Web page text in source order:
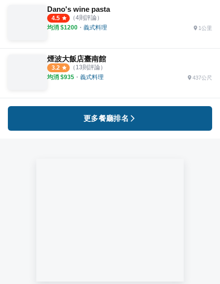
Dano's wine pasta
4.5 （4則評論）
均消 $1200 ・ 義式料理 1公里
煙波大飯店臺南館
3.2 （ 13則評論）
均消 $935 ・ 義式料理 437公尺
更多餐廳排名